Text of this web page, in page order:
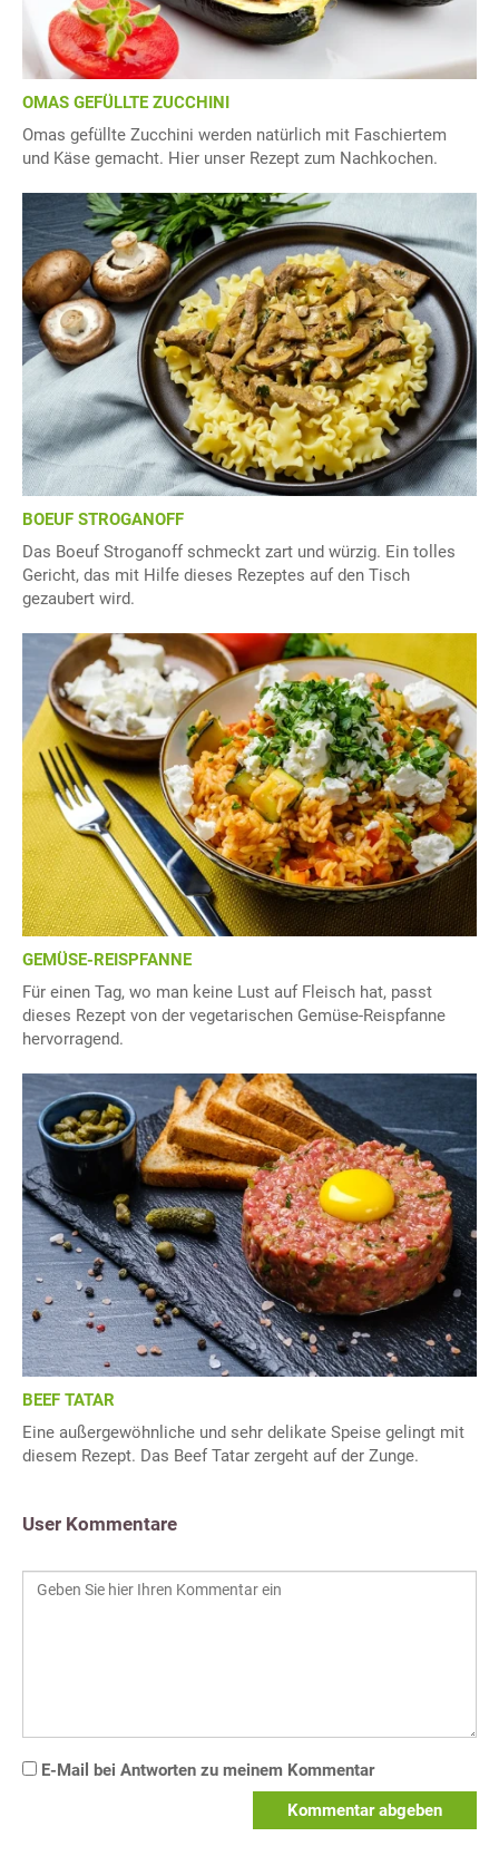
OMAS GEFÜLLTE ZUCCHINI
Omas gefüllte Zucchini werden natürlich mit Faschiertem
und Käse gemacht. Hier unser Rezept zum Nachkochen.
BOEUF STROGANOFF
Das Boeuf Stroganoff schmeckt zart und würzig. Ein tolles
Gericht, das mit Hilfe dieses Rezeptes auf den Tisch
gezaubert wird.
GEMÜSE-REISPFANNE
Für einen Tag, wo man keine Lust auf Fleisch hat, passt
dieses Rezept von der vegetarischen Gemüse-Reispfanne
hervorragend.
BEEF TATAR
Eine außergewöhnliche und sehr delikate Speise gelingt mit
diesem Rezept. Das Beef Tatar zergeht auf der Zunge.
User Kommentare
E-Mail bei Antworten zu meinem Kommentar
Kommentar abgeben